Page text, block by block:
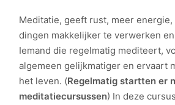
Meditatie, geeft rust, meer
dingen makkelijker te verwerken
Iemand die regelmatig mediteert,
algemeen gelijkmatiger en ervaart
het leven. (Regelmatig startten er
meditatiecursussen) In deze